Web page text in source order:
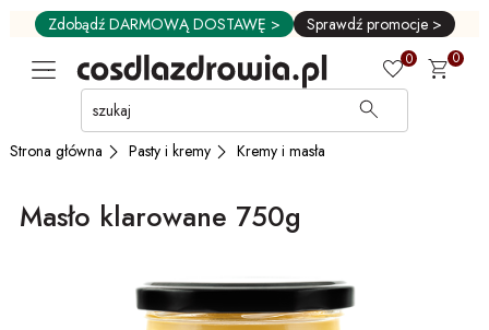
Przejdź
GŁÓWNEJ
ZAWARTOŚCI
MENU
UŻYTKOWNIKA
Zdobądź DARMOWĄ DOSTAWĘ > Sprawdź promocje >
0 0
Strona główna Pasty i kremy Kremy i masła
Masło klarowane 750g